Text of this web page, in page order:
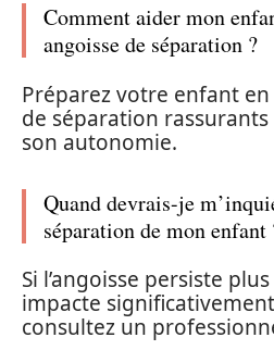
Comment aider mon
angoisse de séparation ?
Préparez votre enfant
de séparation
son autonomie.
Quand devrais-je
séparation de mon enfant
Si l’angoisse persiste
impacte
consultez un